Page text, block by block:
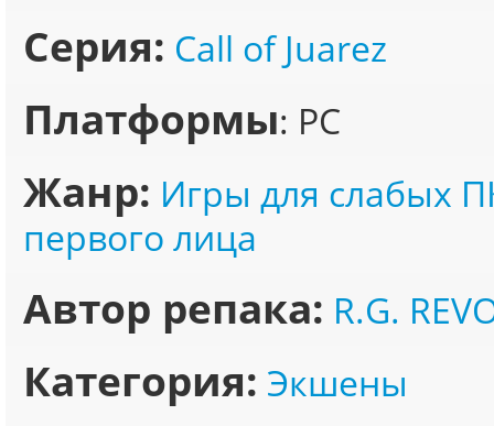
Серия: Call of Juarez
Платформы: PC
Жанр: Игры для слабых
первого лица
Автор репака: R.G.
Категория: Экшены